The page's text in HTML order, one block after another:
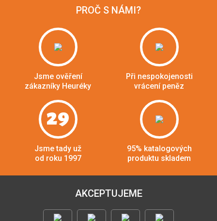
PROČ S NÁMI?
Jsme ověření
zákazníky Heuréky
Při nespokojenosti
vrácení peněz
29
Jsme tady už
od roku 1997
95% katalogových
produktu skladem
AKCEPTUJEME